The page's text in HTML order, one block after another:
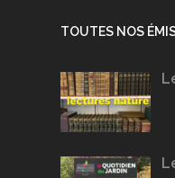
TOUTES NOS